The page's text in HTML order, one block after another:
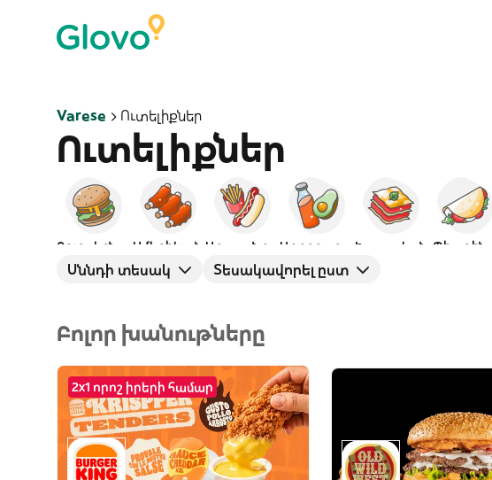
Varese Ուտելիքներ
Ուտելիքներ
Ամերիկյան Իտալական Պիադինա
Սննդի տեսակ Տեսակավորել ըստ
Բոլոր խանութները
2x1 որոշ իրերի համար